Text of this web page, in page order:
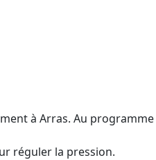
à Arras. Au
réguler la pression.